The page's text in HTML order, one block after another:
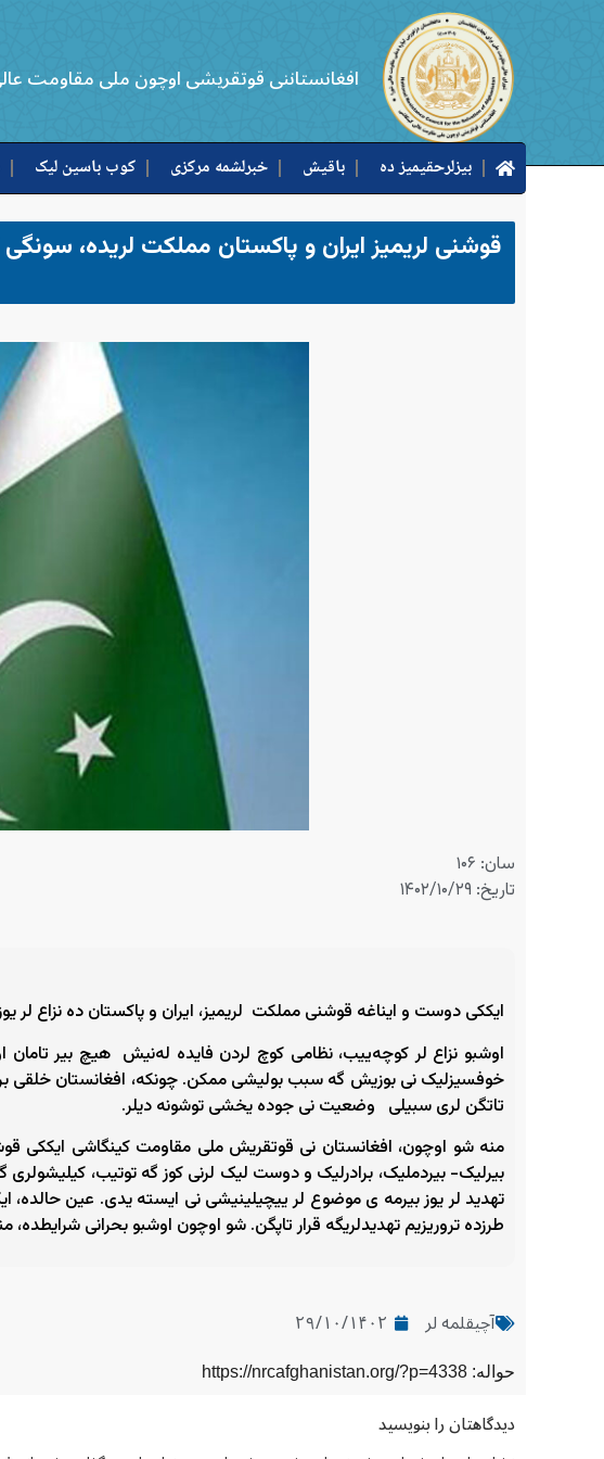
افغانستاننی قوتقریشی اوچون ملی مقاومت
بیزلرحقیمیز ده باقیش خبرلشمه مرکزی کوب باسین لیک
قوشنی لریمیز ایران و پاکستان مملکت لریده،
سان: ۱۰۶
تاریخ: ۱۴۰۲/۱۰/۲۹
ایککی دوست و ایناغه قوشنی مملکت لریمیز، ایران و پاکستان ده نزاع لر
اوشبو نزاع لر کوچه‌ییب، نظامی کوچ لردن فایده له‌نیش هیچ بیر
خوفسیزلیک نی بوزیش گه سبب بولیشی ممکن. چونکه، افغانستان خلقی
تاتگن لری سبیلی وضعیت نی جوده یخشی توشونه دیلر.
منه شو اوچون، افغانستان نی قوتقریش ملی مقاومت کینگاشی ایککی
بیرلیک- بیردملیک، برادرلیک و دوست لیک لرنی کوز گه توتیب،
تهدید لر یوز بیرمه ی موضوع لر ییچیلینیشی نی ایسته یدی. عین
طرزده تروریزیم تهدیدلریگه قرار تاپگن. شو اوچون اوشبو بحرانی
آچیقلمه لر ۲۹/۱۰/۱۴۰۲
حواله: https://nrcafghanistan.org/?p=4338
دیدگاهتان را بنویسید